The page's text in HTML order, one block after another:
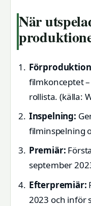
När
filmkonceptet
rollista.(källa:
Inspelning:
filminspelning
Premiär:
september
Efterpremiär:
2023 och inför